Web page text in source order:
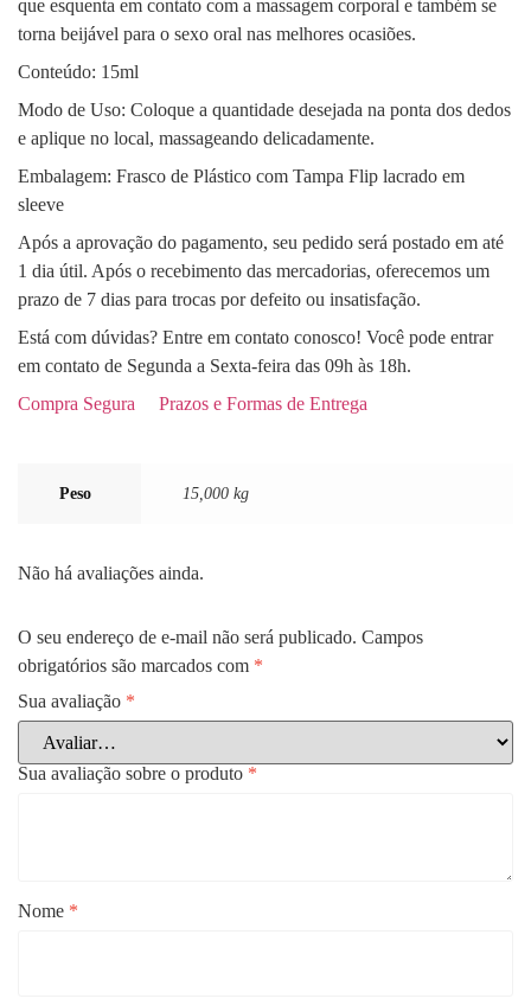
que esquenta em contato com a massagem corporal e também se
torna beijável para o sexo oral nas melhores ocasiões.
Conteúdo: 15ml
Modo de Uso: Coloque a quantidade desejada na ponta dos dedos
e aplique no local, massageando delicadamente.
Embalagem: Frasco de Plástico com Tampa Flip lacrado em
sleeve
Após a aprovação do pagamento, seu pedido será postado em até
1 dia útil. Após o recebimento das mercadorias, oferecemos um
prazo de 7 dias para trocas por defeito ou insatisfação.
Está com dúvidas? Entre em contato conosco! Você pode entrar
em contato de Segunda a Sexta-feira das 09h às 18h.
Compra Segura
Prazos e Formas de Entrega
Peso 15,000 kg
Não há avaliações ainda.
O seu endereço de e-mail não será publicado. Campos
obrigatórios são marcados com *
Sua avaliação *
Sua avaliação sobre o produto *
Nome *